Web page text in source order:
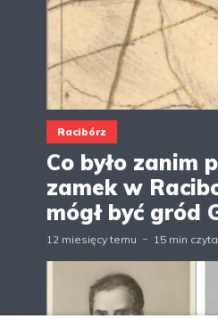
Racibórz
Co było zanim
zamek w
mógł być gród
12 miesięcy temu 15 min